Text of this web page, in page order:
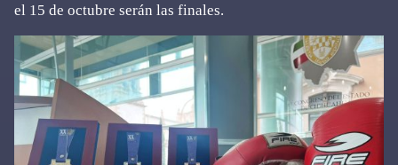
el 15 de octubre serán las finales.